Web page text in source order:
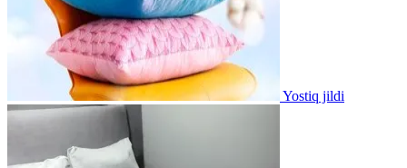
Yostiq jildi